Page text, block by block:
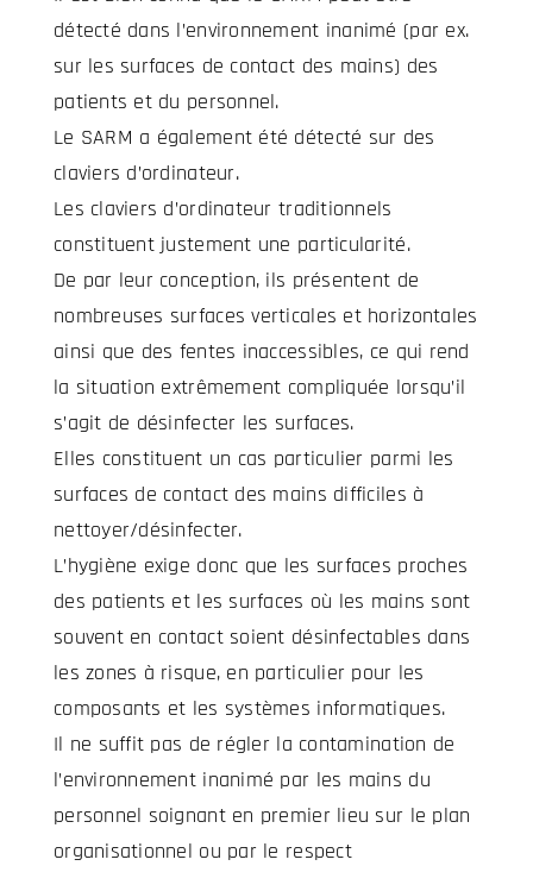
détecté dans l’environnement inanimé (par ex.
sur les surfaces de contact des mains) des
patients et du personnel.
Le SARM a également été détecté sur des
claviers d’ordinateur.
Les claviers d’ordinateur traditionnels
constituent justement une particularité.
De par leur conception, ils présentent de
nombreuses surfaces verticales et horizontales
ainsi que des fentes inaccessibles, ce qui rend
la situation extrêmement compliquée lorsqu’il
s’agit de désinfecter les surfaces.
Elles constituent un cas particulier parmi les
surfaces de contact des mains difficiles à
nettoyer/désinfecter.
L’hygiène exige donc que les surfaces proches
des patients et les surfaces où les mains sont
souvent en contact soient désinfectables dans
les zones à risque, en particulier pour les
composants et les systèmes informatiques.
Il ne suffit pas de régler la contamination de
l’environnement inanimé par les mains du
personnel soignant en premier lieu sur le plan
organisationnel ou par le respect